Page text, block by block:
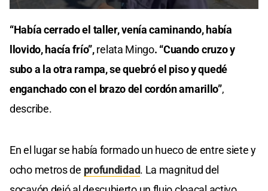
seconds
of
minutes,
seconds
“Había cerrado el taller, venía caminando, había
llovido, hacía frío”,relata Mingo. “Cuando cruzo y
subo a la otra rampa, se quebró el piso y quedé
enganchado con el brazo del cordón amarillo”,
describe.
En el lugar se había formado un hueco de entre siete y
ocho metros de profundidad. La magnitud del